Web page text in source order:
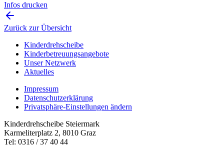
Infos drucken
Zurück zur Übersicht
Kinderdrehscheibe
Kinderbetreuungs­angebote
Unser Netzwerk
Aktuelles
Impressum
Datenschutzerklärung
Privatsphäre-Einstellungen ändern
Kinderdrehscheibe Steiermark
Karmeliterplatz 2, 8010 Graz
Tel: 0316 / 37 40 44